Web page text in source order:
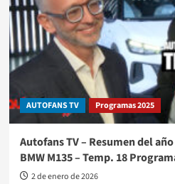
AUTOFANS TV Programas 2025
Autofans TV – Resumen del
BMW M135 – Temp. 18
2 de enero de 2026